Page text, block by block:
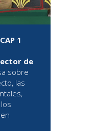
1
de
sobre
las